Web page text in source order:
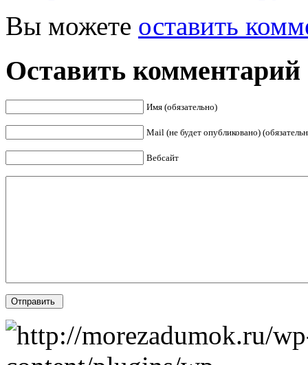
Вы можете оставить
Оставить комментарий
Имя (обязательно)
Mail (не будет опубликовано)
Вебсайт